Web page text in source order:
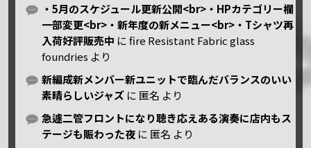
・5月のスケジュール更新公開<br>・HPカテゴリー欄
一部変更<br>・新年度の新メニュー<br>・Tシャツ再
入荷好評販売中 にfire Resistant Fabric glass
foundries より
新編成新メンバー新ユニットで臨んだバランスのいい
素晴らしいジャズ に 匿名 より
急遽二管フロントになり聴き応えある演奏に店内もス
テージも賑わった夜 に 匿名 より